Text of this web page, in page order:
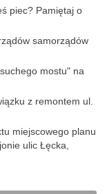
piec? Pamiętaj o
samorządów
mostu" na
z remontem ul.
miejscowego planu
ulic Łęcka,